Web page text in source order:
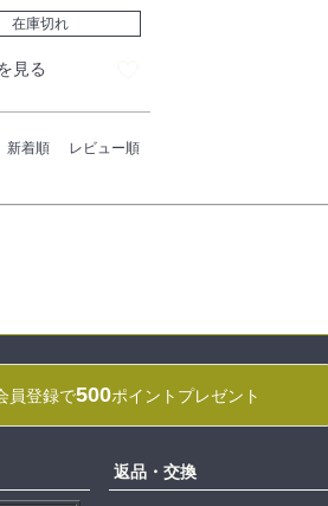
在庫切れ
見る
新着順 レビュー順
員登録で500ポイントプレゼント
返品・交換